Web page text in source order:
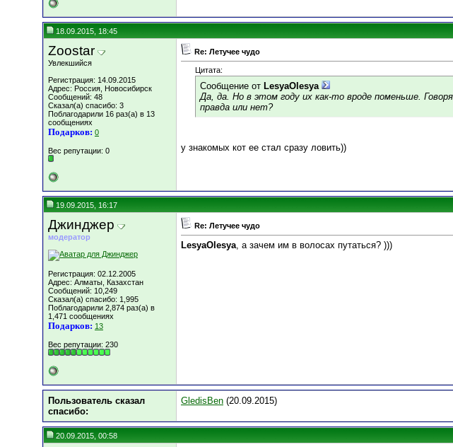
18.09.2015, 18:45
Zoostar
Увлекшийся
Регистрация: 14.09.2015
Адрес: Россия, Новосибирск
Сообщений: 48
Сказал(а) спасибо: 3
Поблагодарили 16 раз(а) в 13
сообщениях
Подарков: 0
Вес репутации: 0
Re: Летучее чудо
Цитата:
Сообщение от LesyaOlesya
Да, да. Но в этом году их как-то вроде поменьше.
правда или нет?
у знакомых кот ее стал сразу ловить))
19.09.2015, 16:17
Джинджер
модератор
Регистрация: 02.12.2005
Адрес: Алматы, Казахстан
Сообщений: 10,249
Сказал(а) спасибо: 1,995
Поблагодарили 2,874 раз(а) в
1,471 сообщениях
Подарков: 13
Вес репутации: 230
Re: Летучее чудо
LesyaOlesya, а зачем им в волосах путаться? )))
Пользователь сказал
cпасибо:
GledisBen (20.09.2015)
20.09.2015, 00:58